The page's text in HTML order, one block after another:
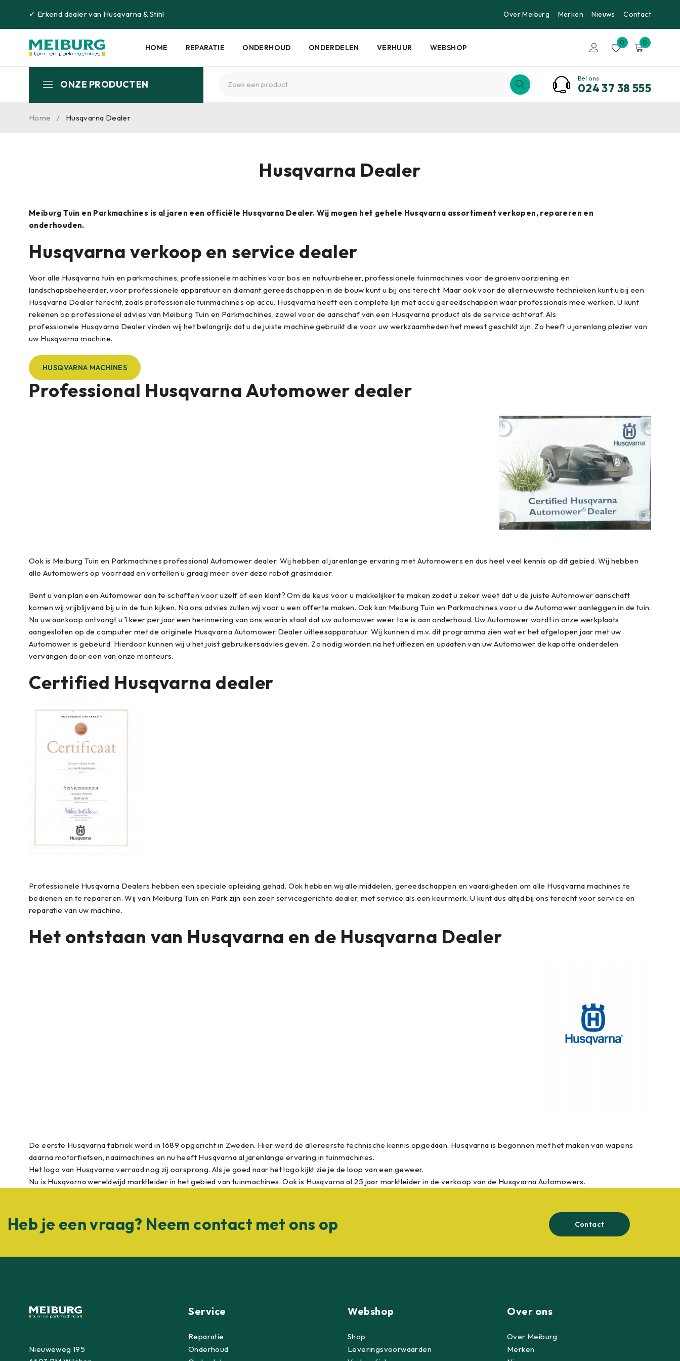
✓ Erkend dealer van Husqvarna &Stihl Over Meiburg Merken Nieuws Contact
HOME REPARATIE ONDERHOUD ONDERDELEN VERHUUR WEBSHOP
0 0
ONZE PRODUCTEN
Bel ons
024 37 38 555
Husqvarna Dealer
Home / Husqvarna Dealer
Meiburg Tuin en Parkmachines is al jaren een officiële Husqvarna Dealer. Wij mogen het gehele Husqvarna assortiment verkopen, repareren en
onderhouden.
Husqvarna verkoop en service dealer
Voor alle Husqvarna tuin en parkmachines, professionele machines voor bos en natuurbeheer, professionele tuinmachines voor de groenvoorziening en
landschapsbeheerder, voor professionele apparatuur en diamant gereedschappen in de bouw kunt u bij ons terecht. Maar ook voor de allernieuwste technieken kunt u bij een
Husqvarna Dealer terecht, zoals professionele tuinmachines op accu. Husqvarna heeft een complete lijn met accu gereedschappen waar professionals mee werken. U kunt
rekenen op professioneel advies van Meiburg Tuin en Parkmachines, zowel voor de aanschaf van een Husqvarna product als de service achteraf. Als
professionele Husqvarna Dealer vinden wij het belangrijk dat u de juiste machine gebruikt die voor uw werkzaamheden het meest geschikt zijn. Zo heeft u jarenlang plezier van
uw Husqvarna machine.
HUSQVARNA MACHINES
Professional Husqvarna Automower dealer
Ook is Meiburg Tuin en Parkmachines professional Automower dealer. Wij hebben al jarenlange ervaring met Automowers en dus heel veel kennis op dit gebied. Wij hebben
alle Automowers op voorraad en vertellen u graag meer over deze robot grasmaaier.
Bent u van plan een Automower aan te schaffen voor uzelf of een klant? Om de keus voor u makkelijker te maken zodat u zeker weet dat u de juiste Automower aanschaft
komen wij vrijblijvend bij u in de tuin kijken. Na ons advies zullen wij voor u een offerte maken. Ook kan Meiburg Tuin en Parkmachines voor u de Automower aanleggen in de tuin.
Na uw aankoop ontvangt u 1 keer per jaar een herinnering van ons waarin staat dat uw automower weer toe is aan onderhoud. Uw Automower wordt in onze werkplaats
aangesloten op de computer met de originele Husqvarna Automower Dealer uitleesapparatuur. Wij kunnen d.m.v. dit programma zien wat er het afgelopen jaar met uw
Automower is gebeurd. Hierdoor kunnen wij u het juist gebruikersadvies geven. Zo nodig worden na het uitlezen en updaten van uw Automower de kapotte onderdelen
vervangen door een van onze monteurs.
Certified Husqvarna dealer
Professionele Husqvarna Dealers hebben een speciale opleiding gehad. Ook hebben wij alle middelen, gereedschappen en vaardigheden om alle Husqvarna machines te
bedienen en te repareren. Wij van Meiburg Tuin en Park zijn een zeer servicegerichte dealer, met service als een keurmerk. U kunt dus altijd bij ons terecht voor service en
reparatie van uw machine.
Het ontstaan van Husqvarna en de Husqvarna Dealer
De eerste Husqvarna fabriek werd in 1689 opgericht in Zweden. Hier werd de allereerste technische kennis opgedaan. Husqvarna is begonnen met het maken van wapens
daarna motorfietsen, naaimachines en nu heeft Husqvarna al jarenlange ervaring in tuinmachines.
Het logo van Husqvarna verraad nog zij oorsprong. Als je goed naar het logo kijkt zie je de loop van een geweer.
Nu is Husqvarna wereldwijd marktleider in het gebied van tuinmachines. Ook is Husqvarna al 25 jaar marktleider in de verkoop van de Husqvarna Automowers.
Heb je een vraag? Neem contact met ons op Contact
Nieuweweg 195
Service
Reparatie
Onderhoud
Webshop
Shop
Leveringsvoorwaarden
Over ons
Over Meiburg
Merken